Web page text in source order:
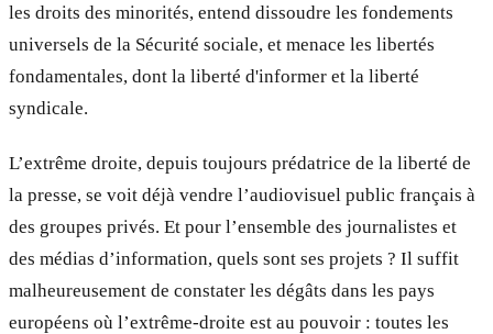
les droits des minorités, entend dissoudre les fondements
universels de la Sécurité sociale, et menace les libertés
fondamentales, dont la liberté d'informer et la liberté
syndicale.
L’extrême droite, depuis toujours prédatrice de la liberté de
la presse, se voit déjà vendre l’audiovisuel public français à
des groupes privés. Et pour l’ensemble des journalistes et
des médias d’information, quels sont ses projets ? Il suffit
malheureusement de constater les dégâts dans les pays
européens où l’extrême-droite est au pouvoir : toutes les